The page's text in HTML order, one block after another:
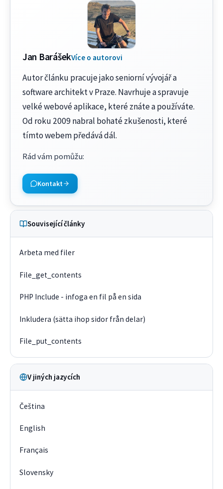
Jan BarášekVíce o autorovi
Autor článku pracuje jako seniorní vývojář a
software architekt v Praze. Navrhuje a spravuje
velké webové aplikace, které znáte a používáte.
Od roku 2009 nabral bohaté zkušenosti, které
tímto webem předává dál.
Rád vám pomůžu:
Kontakt
Související články
Arbeta med filer
File_get_contents
PHP Include - infoga en fil på en sida
Inkludera (sätta ihop sidor från delar)
File_put_contents
V jiných jazycích
Čeština
English
Français
Slovensky